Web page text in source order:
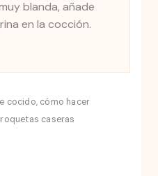
blanda, añade
en la cocción.
cocido, cómo hacer
caseras